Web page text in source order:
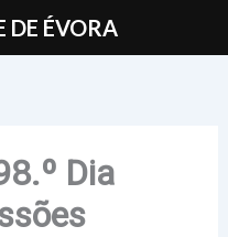
Dia
DE ÉVORA